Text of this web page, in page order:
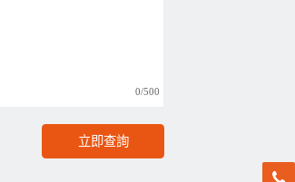
0/500
立即查詢